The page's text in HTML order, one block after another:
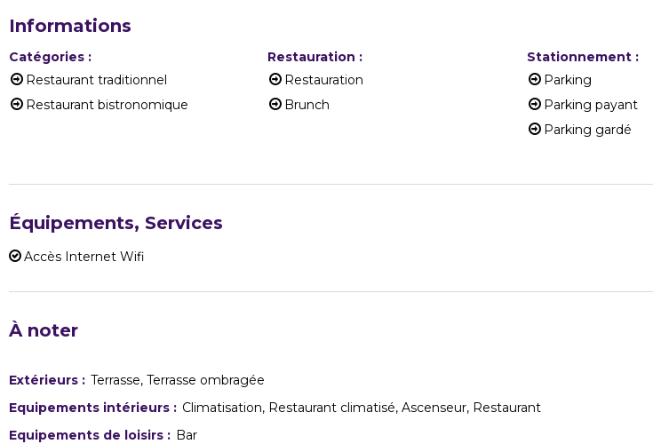
Informations
Catégories :
Restaurant traditionnel
Restaurant bistronomique
Restauration :
Restauration
Brunch
Stationnement :
Parking
Parking payant
Parking gardé
Équipements, Services
Accès Internet Wifi
À noter
Extérieurs : Terrasse Terrasse ombragée
Equipements intérieurs : Climatisation Restaurant climatisé Ascenseur Restaurant
Equipements de loisirs : Bar